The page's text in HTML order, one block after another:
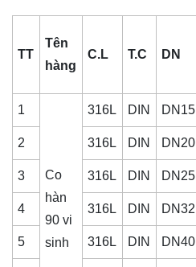
TT
Tên
hàng
C.L T.C DN
1
Co
hàn
90 vi
sinh
316L DIN DN15
2 316L DIN DN20
3 316L DIN DN25
4 316L DIN DN32
5 316L DIN DN40